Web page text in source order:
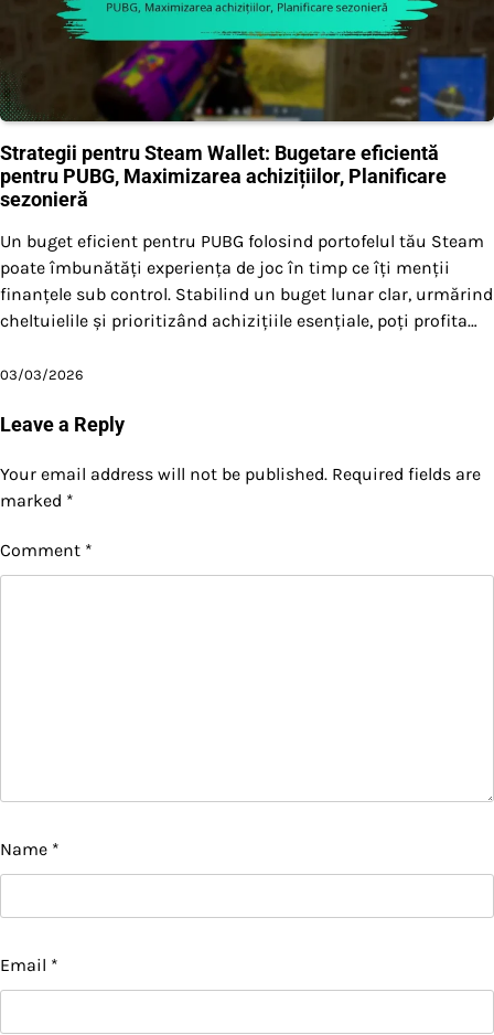
Strategii pentru Steam Wallet: Bugetare eficientă
pentru PUBG, Maximizarea achizițiilor, Planificare
sezonieră
Un buget eficient pentru PUBG folosind portofelul tău Steam
poate îmbunătăți experiența de joc în timp ce îți menții
finanțele sub control. Stabilind un buget lunar clar, urmărind
cheltuielile și prioritizând achizițiile esențiale, poți profita…
03/03/2026
Leave a Reply
Your email address will not be published. Required fields are
marked *
Comment *
Name *
Email *